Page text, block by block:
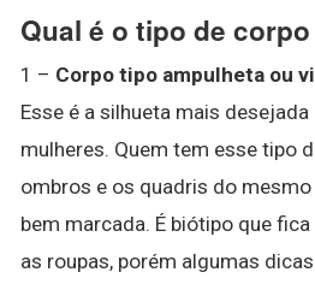
Qual é o tipo de
1 – Corpo tipo ampulheta ou
Esse é a silhueta mais
mulheres. Quem tem esse tipo
ombros e os quadris do
bem marcada. É biótipo que
as roupas, porém algumas